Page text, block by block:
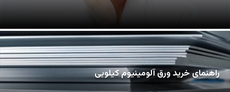
راهنمای خرید ورق آلومینیوم کیلویی